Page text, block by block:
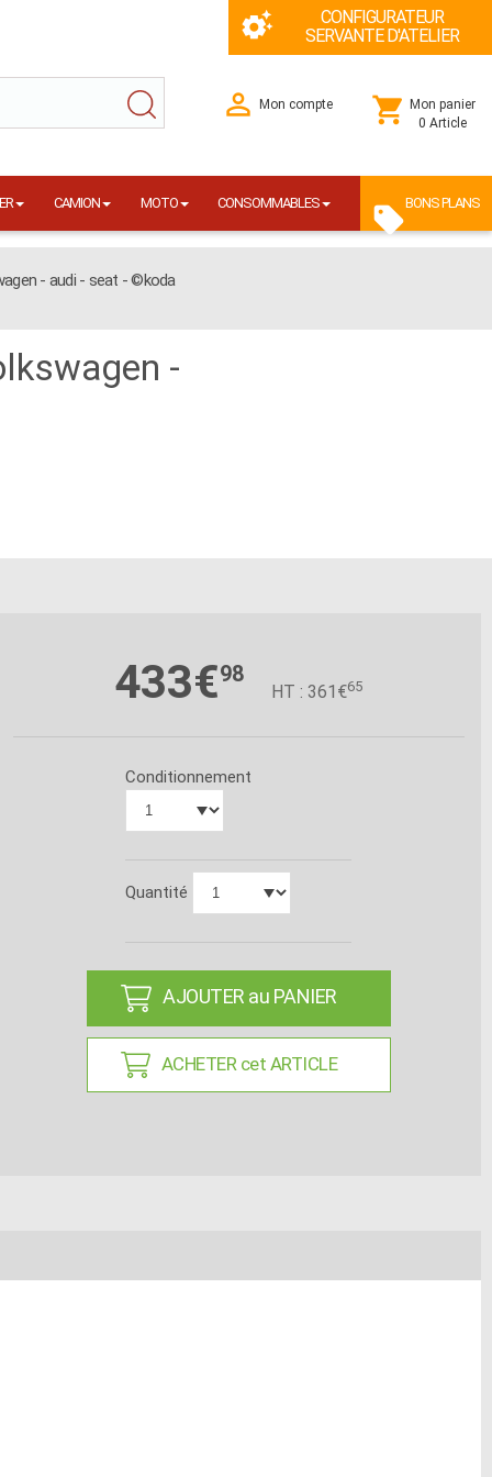
CONFIGURATEUR
SERVANTE D'ATELIER
Mon compte
Mon panier
0 Article
CAMION MOTO CONSOMMABLES BONS PLANS
- audi - seat - ©koda
-
433€98
HT : 361€65
Conditionnement
Quantité
AJOUTER au PANIER
ACHETER cet ARTICLE